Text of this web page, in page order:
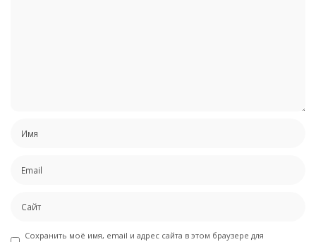
Сохранить моё имя, email и адрес сайта в этом браузере для